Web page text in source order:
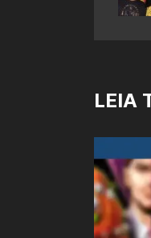
LEIA